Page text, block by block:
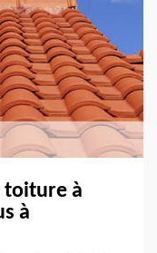
toiture à
à